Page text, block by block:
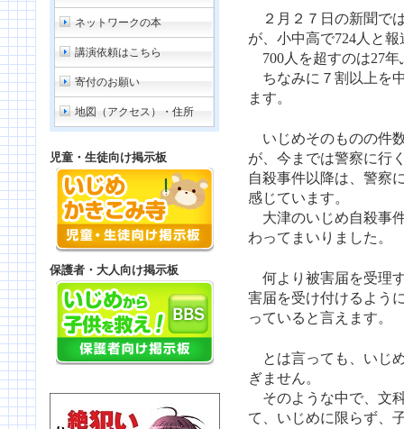
ネットワークの本
講演依頼はこちら
寄付のお願い
地図（アクセス）・住所
児童・生徒向け掲示板
保護者・大人向け掲示板
２月２７日の新聞で
が、小中高で724人と
700人を超すのは27年
ちなみに７割以上を
ます。
いじめそのものの件
が、今までは警察に行
自殺事件以降は、警察
感じています。
大津のいじめ自殺事
わってまいりました。
何より被害届を受理
害届を受け付けるよう
っていると言えます。
とは言っても、いじ
ぎません。
そのような中で、文
て、いじめに限らず、